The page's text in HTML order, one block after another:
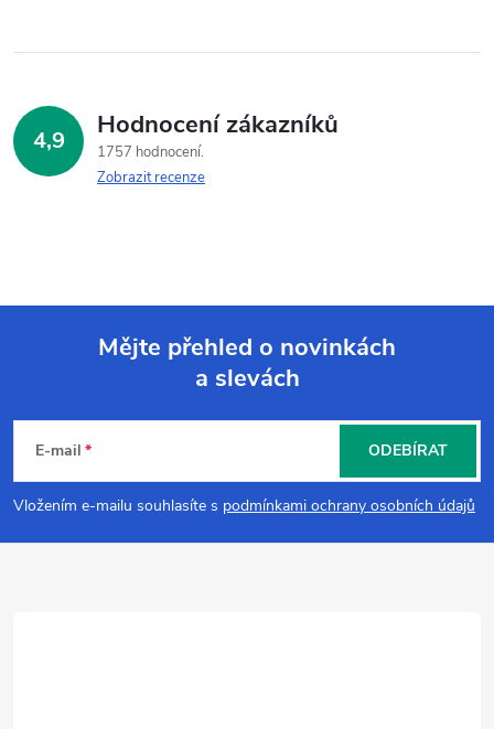
4,9 Hodnocení zákazníků
1757 hodnocení
Zobrazit recenze
p
a
Mějte přehled o novinkách
a slevách
E-mail
Vložením e-mailu souhlasíte s podmínkami ochrany osobních údajů
ODEBÍRAT